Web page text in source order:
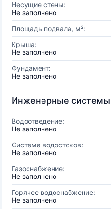
Несущие стены:
Не заполнено
Площадь подвала, м²:
Крыша:
Не заполнено
Фундамент:
Не заполнено
Инженерные системы
Водоотведение:
Не заполнено
Система водостоков:
Не заполнено
Газоснабжение:
Не заполнено
Горячее водоснабжение:
Не заполнено